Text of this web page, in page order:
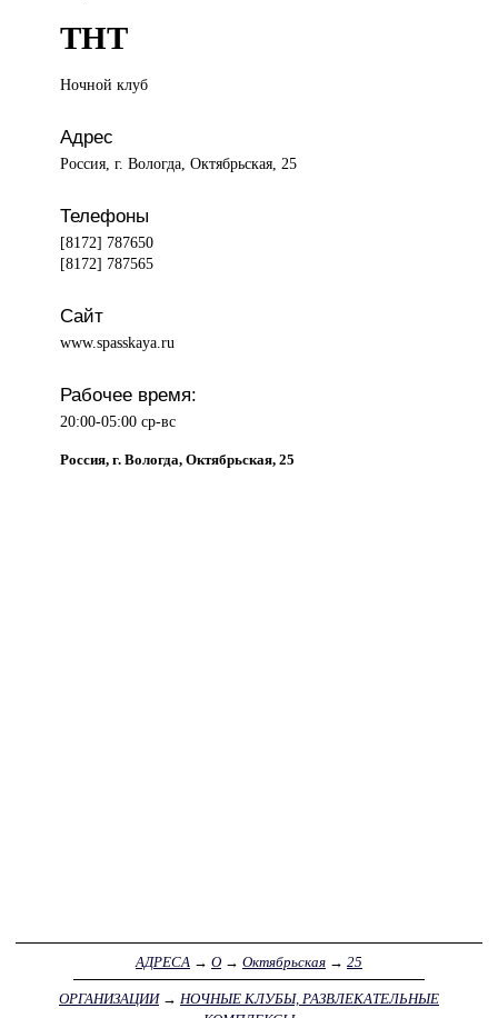
ТНТ
Ночной клуб
Адрес
Россия, г. Вологда, Октябрьская, 25
Телефоны
[8172] 787650
[8172] 787565
Сайт
www.spasskaya.ru
Рабочее время:
20:00-05:00 ср-вс
Россия, г. Вологда, Октябрьская, 25
АДРЕСА → О → Октябрьская → 25
ОРГАНИЗАЦИИ→ НОЧНЫЕ КЛУБЫ, РАЗВЛЕКАТЕЛЬНЫЕ